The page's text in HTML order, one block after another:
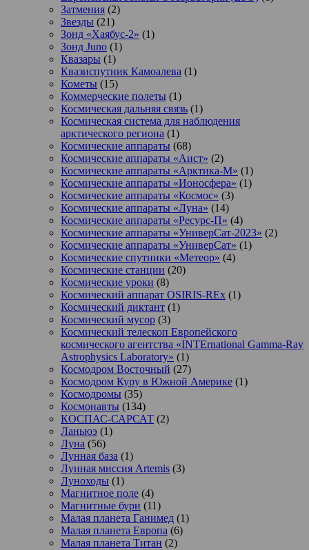
Затмения (2)
Звезды (21)
Зонд «Хаябус-2» (1)
Зонд Juno (1)
Квазары (1)
Квазиспутник Камоалева (1)
Кометы (15)
Коммерческие полеты (1)
Космическая дальняя связь (1)
Космическая система для наблюдения
арктического региона (1)
Космические аппараты (68)
Космические аппараты «Аист» (2)
Космические аппараты «Арктика-М» (1)
Космические аппараты «Ионосфера» (1)
Космические аппараты «Космос» (3)
Космические аппараты «Луна» (14)
Космические аппараты «Ресурс-П» (4)
Космические аппараты «УниверСат-2023» (2)
Космические аппараты «УниверСат» (1)
Космические спутники «Метеор» (4)
Космические станции (20)
Космические уроки (8)
Космический аппарат OSIRIS-REx (1)
Космический диктант (1)
Космический мусор (3)
Космический телескоп Европейского
космического агентства «INTErnational Gamma-Ray
Astrophysics Laboratory» (1)
Космодром Восточный (27)
Космодром Куру в Южной Америке (1)
Космодромы (35)
Космонавты (134)
КОСПАС-САРСАТ (2)
Ланьюэ (1)
Луна (56)
Лунная база (1)
Лунная миссия Artemis (3)
Луноходы (1)
Магнитное поле (4)
Магнитные бури (11)
Малая планета Ганимед (1)
Малая планета Европа (6)
Малая планета Титан (2)